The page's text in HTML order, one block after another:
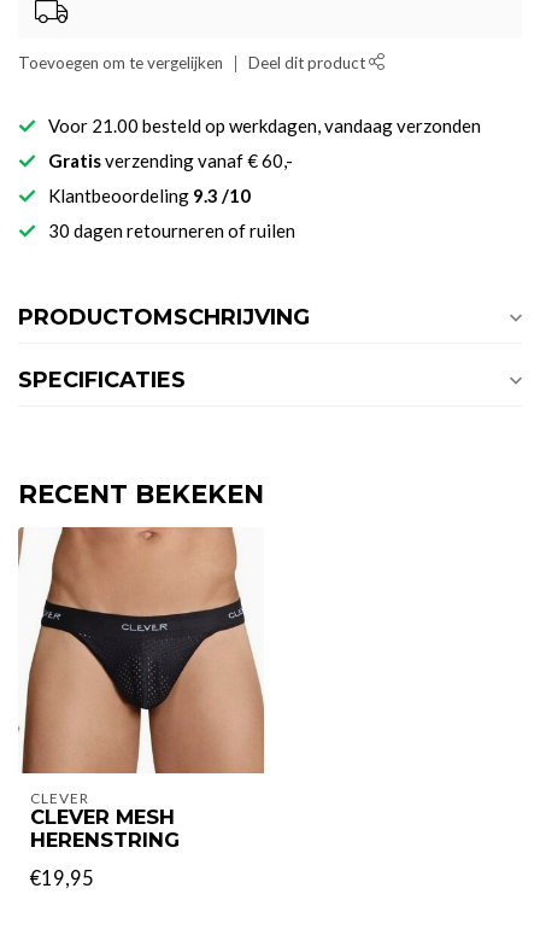
Toevoegen om te vergelijken Deel dit product
Voor 21.00 besteld op werkdagen, vandaag verzonden
Gratisverzending vanaf € 60,-
Klantbeoordeling 9.3 /10
30 dagen retourneren of ruilen
PRODUCTOMSCHRIJVING
SPECIFICATIES
RECENT BEKEKEN
CLEVER
CLEVER MESH
HERENSTRING
€19,95